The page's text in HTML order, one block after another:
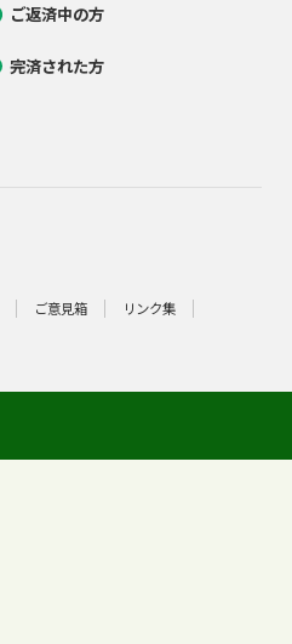
ご返済中の方
完済された方
ご意見箱
リンク集